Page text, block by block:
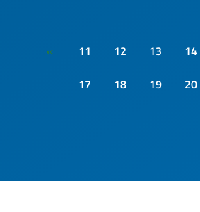
« 11 12 13 14
17
18 19 20